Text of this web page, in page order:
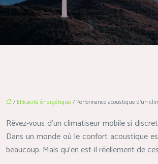
/ Efficacité énergétique / Performance acoustique d’un
Rêvez-vous d’un climatiseur mobile si
Dans un monde où le confort acoustique
beaucoup. Mais qu’en est-il réellement de